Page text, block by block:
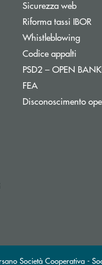
finestra
finestra
Sicurezza web
Riforma tassi IBOR
Whistleblowing
Codice appalti
PSD2 – OPEN
FEA
Disconoscimento
(si apre l’app di posta
l’app di posta
Società Cooperativa -